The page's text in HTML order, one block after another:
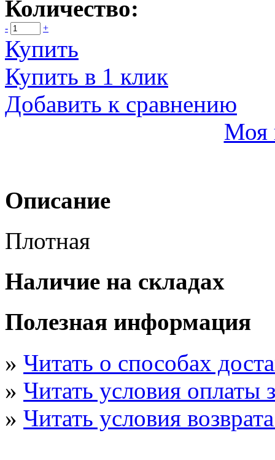
Количество:
- +
Купить
Купить в 1 клик
Добавить к сравнению
Моя
Описание
Плотная
Наличие на складах
Полезная информация
» Читать о способах
» Читать условия оплаты
» Читать условия